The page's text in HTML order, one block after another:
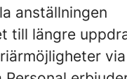
anställningen
till längre